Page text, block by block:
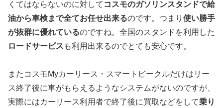
くてはならないのに対して コスモのガソリンスタンドで給
油から車検まで全てお任せ出来るのです。つまり 使い勝手
が抜群に優れているのですね。全国のスタンドを利用した
ロードサービス も利用出来るのでとても安心です。
またコスモMyカーリース・スマートビークルだけはリー
ス終了後に車がもらえるようなシステムがないのですが、
実際にはカーリース利用者で終了後に買取などをして乗り